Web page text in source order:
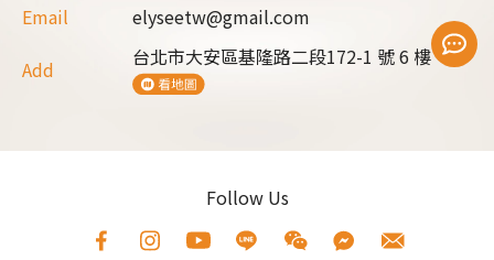
Email
elyseetw@gmail.com
Add
台北市大安區基隆路二段172-1 號 6 樓
Follow Us